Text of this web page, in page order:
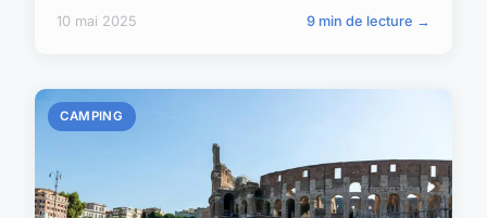
10 mai 2025 9 min de lecture →
CAMPING